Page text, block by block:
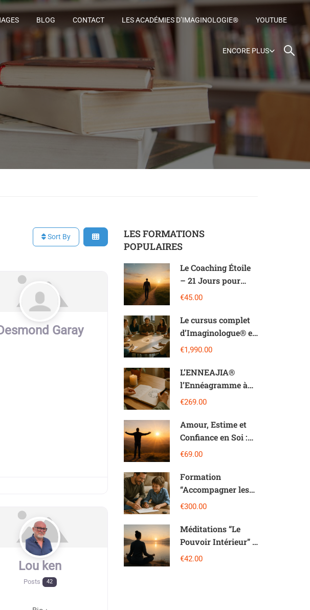
BLOG CONTACT LES ACADÉMIES D’IMAGINOLOGIE® YOUTUBE
ENCORE PLUS
Sort By
Garay
Lou ken
Posts 42
LES FORMATIONS
POPULAIRES
Le Coaching Étoile
– 21 Jours pour
Transformer Votre
potentiel
€45.00
Le cursus complet
d’Imaginologue® en
5 modules en
€1,990.00
L’ENNEAJIA®️
l’Ennéagramme à
travers
€269.00
Amour, Estime et
Confiance en Soi :
Le triptyque
€69.00
Formation
“Accompagner les
Enfants avec
€300.00
Méditations “Le
Pouvoir Intérieur” :
21 Jours pour
€42.00